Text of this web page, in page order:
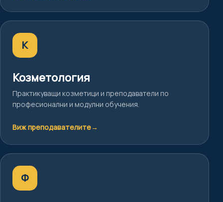
К
Козметология
Практикуващи козметици и преподаватели по
професионални и модулни обучения.
Виж преподавателите→
Ф